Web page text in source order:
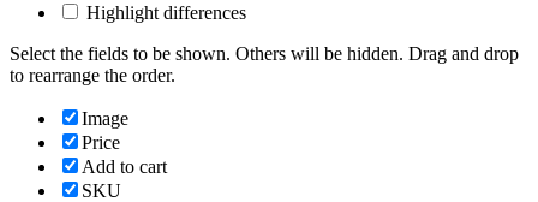
Highlight differences
Select the fields to be shown. Others will be hidden. Drag and drop
to rearrange the order.
Image
Price
Add to cart
SKU